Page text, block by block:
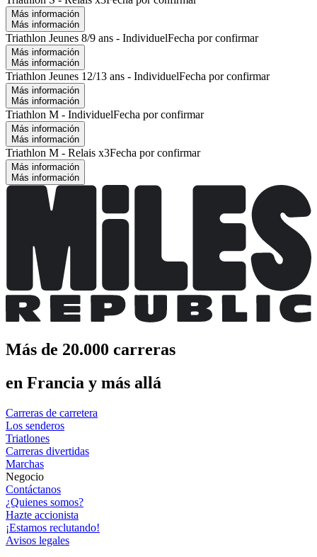
Más información
Más información
Triathlon Jeunes 8/9 ans - IndividuelFecha por confirmar
Más información
Más información
Triathlon Jeunes 12/13 ans - IndividuelFecha por confirmar
Más información
Más información
Triathlon M - IndividuelFecha por confirmar
Más información
Más información
Triathlon M - Relais x3Fecha por confirmar
Más información
Más información
Más de 20.000 carreras
en Francia y más allá
Carreras de carretera
Los senderos
Triatlones
Carreras divertidas
Marchas
Negocio
Contáctanos
¿Quienes somos?
Hazte accionista
¡Estamos reclutando!
Avisos legales